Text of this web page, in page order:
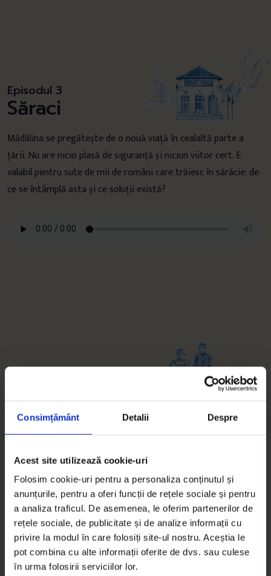
Consimțământ Detalii Despre
Acest site utilizează cookie-uri
Folosim cookie-uri pentru a personaliza conținutul și
anunțurile, pentru a oferi funcții de rețele sociale și pentru
a analiza traficul. De asemenea, le oferim partenerilor de
rețele sociale, de publicitate și de analize informații cu
privire la modul în care folosiți site-ul nostru. Aceștia le
pot combina cu alte informații oferite de dvs. sau culese
în urma folosirii serviciilor lor.
Episodul 3
Săraci
Mădălina se pregătește de o nouă viață în cealaltă parte a
țării. Nu are nicio plasă de siguranță și niciun viitor cert. E
valabil pentru sute de mii de români care trăiesc în sărăcie: de
ce se întâmplă asta și ce soluții există?
Procesul
Mădălina vrea să câștige custodia copiilor și face naveta de la
Buziaș la București pentru procese. Rudele și vecinii o presează
să revină acasă. Satul ei virtual o încurajează să continue. Ce va
alege?